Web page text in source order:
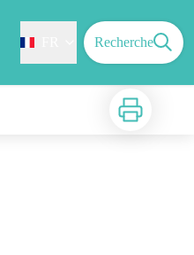
Recherche
Imprimer